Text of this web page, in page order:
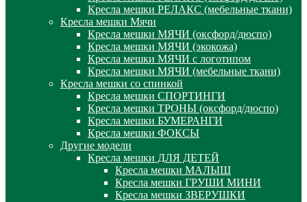
Креслa мешки РЕЛАКС (мебельные ткани)
Кресла мешки Мячи
Кресла мешки МЯЧИ (оксфорд/дюспо)
Кресла мешки МЯЧИ (экокожа)
Кресла мешки МЯЧИ с логотипом
Кресла мешки МЯЧИ (мебельные ткани)
Кресла мешки со спинкой
Кресла мешки СПОРТИНГИ
Кресла мешки ТРОНЫ (оксфорд/дюспо)
Кресла мешки БУМЕРАНГИ
Кресла мешки ФОКСЫ
Другие модели
Кресла мешки ДЛЯ ДЕТЕЙ
Кресла мешки МАЛЫШ
Кресла мешки ГРУШИ МИНИ
Кресла мешки ЗВЕРУШКИ